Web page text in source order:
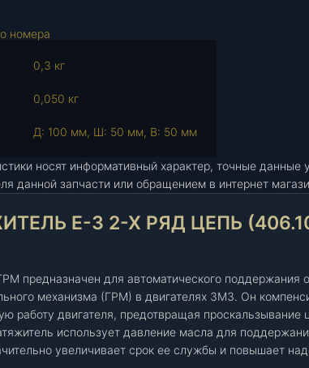
номера
0,3 кг
0,050 кг
Д: 100 мм, Ш: 50 мм, В: 50 мм
носят информативный характер, точные данные
данной запчасти или обращением в интернет
Е-3 2-Х РЯД ЦЕПЬ
предназначен для автоматического поддержания
механизма (ГРМ) в двигателях ЗМЗ. Он
работу двигателя, предотвращая проскальзывание
использует давление масла для
увеличивает срок ее службы и повышает